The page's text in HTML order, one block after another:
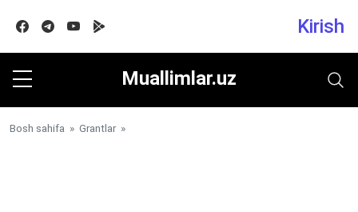
FacebookTelegram
Youtube Kirish
Muallimlar.uz
Bosh sahifa » Grantlar»